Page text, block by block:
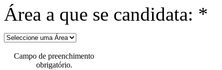
Área a que se candidata: *
Campo de preenchimento
obrigatório.